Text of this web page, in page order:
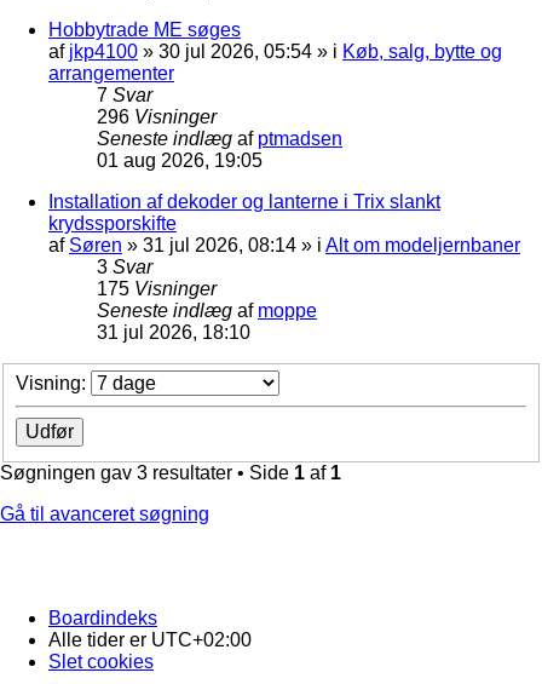
Hobbytrade ME søges
af jkp4100 » 30 jul 2026, 05:54 » i Køb, salg, bytte og
arrangementer
7 Svar
296 Visninger
Seneste indlæg af ptmadsen
01 aug 2026, 19:05
Installation af dekoder og lanterne i Trix slankt
krydssporskifte
af Søren » 31 jul 2026, 08:14 » i Alt om modeljernbaner
3 Svar
175 Visninger
Seneste indlæg af moppe
31 jul 2026, 18:10
Visning:
Søgningen gav 3 resultater • Side 1 af 1
Gå til avanceret søgning
Boardindeks
Alle tider er UTC+02:00
Slet cookies